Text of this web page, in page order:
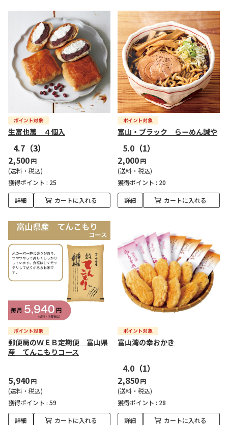
生富也萬 ４個入
4.7 （3）
2,500円
(送料・税込)
獲得ポイント : 25
詳細 カートに入れる
富山・ブラック らーめん誠や
5.0 （1）
2,000円
(送料・税込)
獲得ポイント : 20
詳細 カートに入れる
郵便局のＷＥＢ定期便 富山県
産 てんこもりコース
5,940円
(送料・税込)
獲得ポイント : 59
詳細 カートに入れる
富山湾の幸おかき
4.0 （1）
2,850円
(送料・税込)
獲得ポイント : 28
詳細 カートに入れる